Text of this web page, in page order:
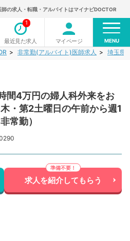
師の求人・転職・アルバイトはマイナビDOCTOR
最近見た求人
1
マイページ MENU
非常勤(アルバイト)医師求人 埼玉県
間4万円の婦人科外来をお
・第2土曜日の午前から週1
常勤）
求人を紹介してもらう